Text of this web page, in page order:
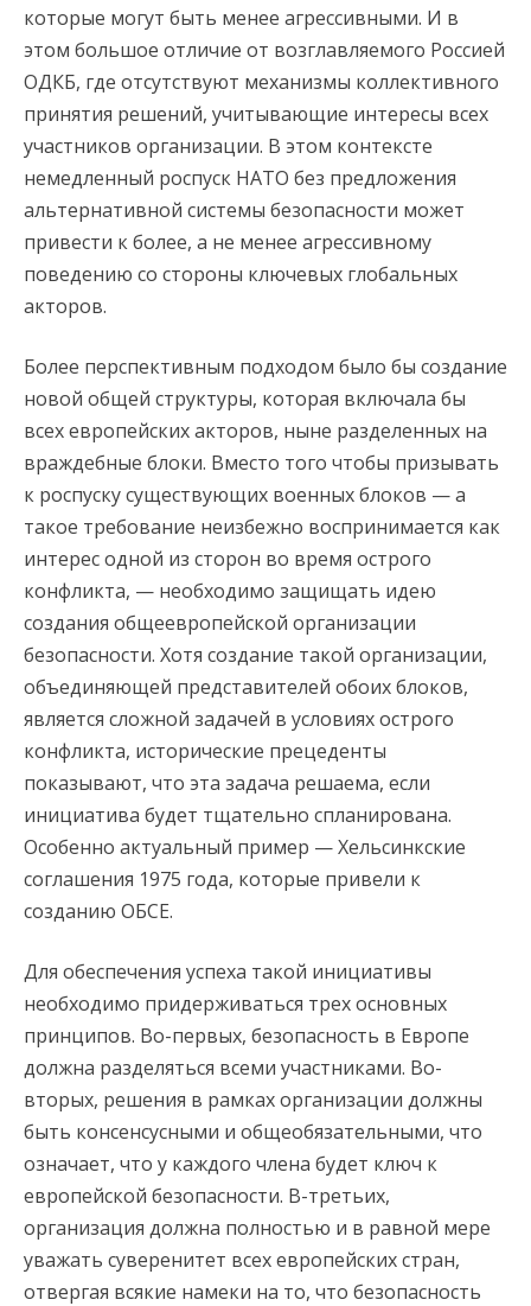
которые могут быть менее агрессивными. И в
этом большое отличие от возглавляемого Россией
ОДКБ, где отсутствуют механизмы коллективного
принятия решений, учитывающие интересы всех
участников организации. В этом контексте
немедленный роспуск НАТО без предложения
альтернативной системы безопасности может
привести к более, а не менее агрессивному
поведению со стороны ключевых глобальных
акторов.
Более перспективным подходом было бы создание
новой общей структуры, которая включала бы
всех европейских акторов, ныне разделенных на
враждебные блоки. Вместо того чтобы призывать
к роспуску существующих военных блоков — а
такое требование неизбежно воспринимается как
интерес одной из сторон во время острого
конфликта, — необходимо защищать идею
создания общеевропейской организации
безопасности. Хотя создание такой организации,
объединяющей представителей обоих блоков,
является сложной задачей в условиях острого
конфликта, исторические прецеденты
показывают, что эта задача решаема, если
инициатива будет тщательно спланирована.
Особенно актуальный пример — Хельсинкские
соглашения 1975 года, которые привели к
созданию ОБСЕ.
Для обеспечения успеха такой инициативы
необходимо придерживаться трех основных
принципов. Во-первых, безопасность в Европе
должна разделяться всеми участниками. Во-
вторых, решения в рамках организации должны
быть консенсусными и общеобязательными, что
означает, что у каждого члена будет ключ к
европейской безопасности. В-третьих,
организация должна полностью и в равной мере
уважать суверенитет всех европейских стран,
отвергая всякие намеки на то, что безопасность